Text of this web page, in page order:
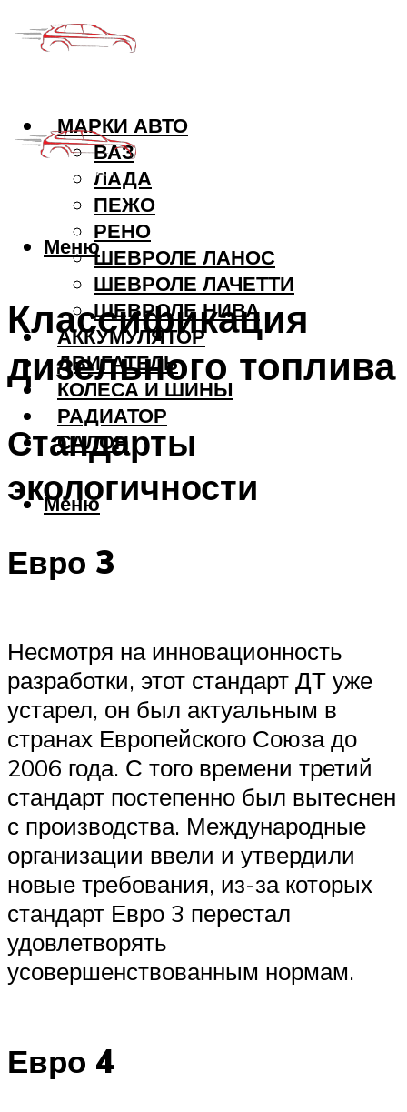
МАРКИ АВТО
ВАЗ
ЛАДА
ПЕЖО
РЕНО
ШЕВРОЛЕ ЛАНОС
ШЕВРОЛЕ ЛАЧЕТТИ
ШЕВРОЛЕ НИВА
АККУМУЛЯТОР
ДВИГАТЕЛЬ
КОЛЕСА И ШИНЫ
РАДИАТОР
САЛОН
Меню
Меню
Классификация
дизельного топлива
Стандарты
экологичности
Евро 3
Несмотря на инновационность
разработки, этот стандарт ДТ уже
устарел, он был актуальным в
странах Европейского Союза до
2006 года. С того времени третий
стандарт постепенно был вытеснен
с производства. Международные
организации ввели и утвердили
новые требования, из-за которых
стандарт Евро 3 перестал
удовлетворять
усовершенствованным нормам.
Евро 4